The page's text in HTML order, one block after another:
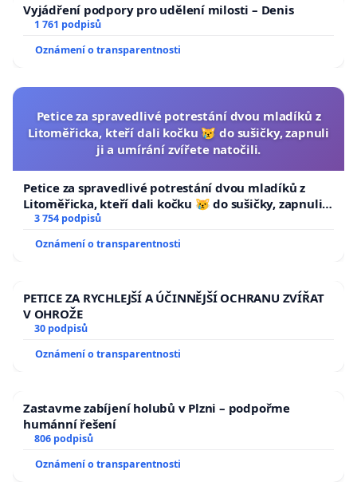
Vyjádření podpory pro udělení milosti – Denis
1 761 podpisů
Oznámení o transparentnosti
Petice za spravedlivé potrestání dvou mladíků z
Litoměřicka, kteří dali kočku 😿 do sušičky, zapnuli
ji a umírání zvířete natočili.
Petice za spravedlivé potrestání dvou mladíků z
Litoměřicka, kteří dali kočku 😿 do sušičky, zapnuli ji
a umírání zvířete natočili.
3 754 podpisů
Oznámení o transparentnosti
PETICE ZA RYCHLEJŠÍ A ÚČINNĚJŠÍ OCHRANU ZVÍŘAT
V OHROŽE
30 podpisů
Oznámení o transparentnosti
Zastavme zabíjení holubů v Plzni – podpořme
humánní řešení
806 podpisů
Oznámení o transparentnosti